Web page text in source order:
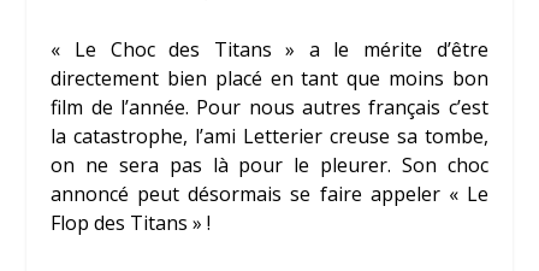
« Le Choc des Titans » a le mérite d’être
directement bien placé en tant que moins bon
film de l’année. Pour nous autres français c’est
la catastrophe, l’ami Letterier creuse sa tombe,
on ne sera pas là pour le pleurer. Son choc
annoncé peut désormais se faire appeler « Le
Flop des Titans » !